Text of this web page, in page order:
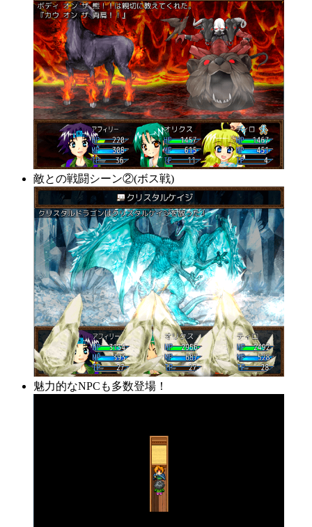
敵との戦闘シーン②(ボス戦)
魅力的なNPCも多数登場！